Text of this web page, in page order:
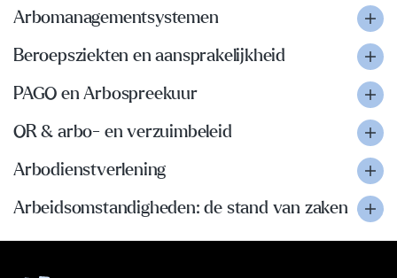
Arbomanagementsystemen
Beroepsziekten en aansprakelijkheid
PAGO en Arbospreekuur
OR & arbo- en verzuimbeleid
Arbodienstverlening
Arbeidsomstandigheden: de stand van zaken